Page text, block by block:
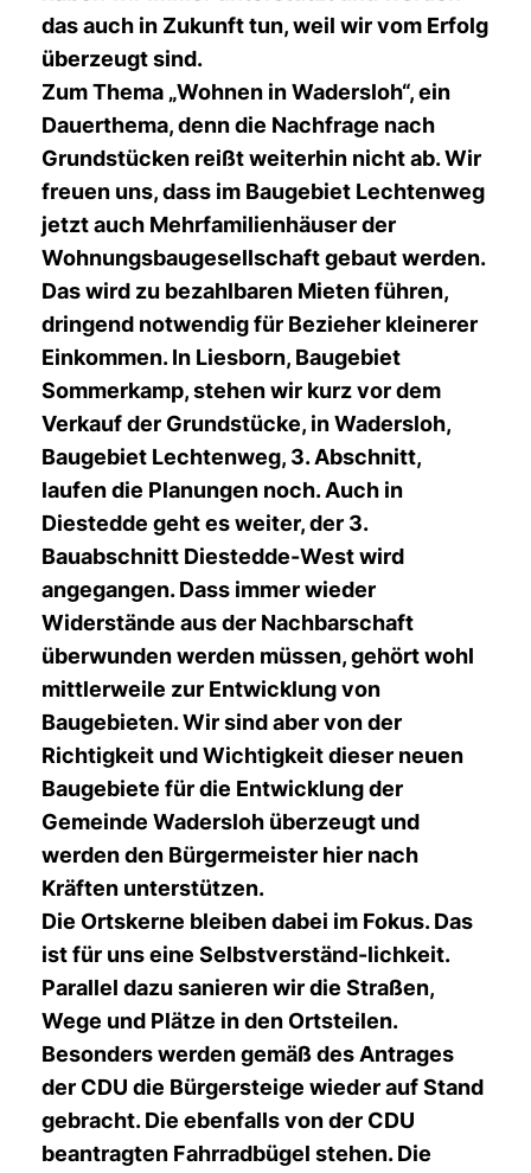
das auch in Zukunft tun, weil wir vom Erfolg
überzeugt sind.
Zum Thema Wohnen in Wadersloh“, ein
Dauerthema, denn die Nachfrage nach
Grundstücken reißt weiterhin nicht ab. Wir
freuen uns, dass im Baugebiet Lechtenweg
jetzt auch Mehrfamilienhäuser der
Wohnungsbaugesellschaft gebaut werden.
Das wird zu bezahlbaren Mieten führen,
dringend notwendig für Bezieher kleinerer
Einkommen. In Liesborn, Baugebiet
Sommerkamp, stehen wir kurz vor dem
Verkauf der Grundstücke, in Wadersloh,
Baugebiet Lechtenweg, 3. Abschnitt,
laufen die Planungen noch. Auch in
Diestedde geht es weiter, der 3.
Bauabschnitt Diestedde-West wird
angegangen. Dass immer wieder
Widerstände aus der Nachbarschaft
überwunden werden müssen, gehört wohl
mittlerweile zur Entwicklung von
Baugebieten. Wir sind aber von der
Richtigkeit und Wichtigkeit dieser neuen
Baugebiete für die Entwicklung der
Gemeinde Wadersloh überzeugt und
werden den Bürgermeister hier nach
Kräften unterstützen.
Die Ortskerne bleiben dabei im Fokus. Das
ist für uns eine Selbstverständ-lichkeit.
Parallel dazu sanieren wir die Straßen,
Wege und Plätze in den Ortsteilen.
Besonders werden gemäß des Antrages
der CDU die Bürgersteige wieder auf Stand
gebracht. Die ebenfalls von der CDU
beantragten Fahrradbügel stehen. Die